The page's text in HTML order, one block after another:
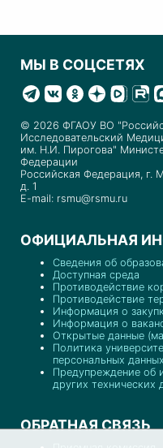
МЫ В СОЦСЕТЯХ
© 2026 ФГАОУ ВО
Исследовательский
им. Н.И. Пирогова"
Федерации
Российская Федерация, г.
д. 1
E-mail: rsmu@rsmu.ru
ОФИЦИАЛЬНАЯ
Сведения об
Доступная среда
Противодействие
Противодействие
Информация о
Информация о
Открытые данные
Политика
персональных данных
Предупреждение об
других технических
ОБРАТНАЯ СВЯЗЬ